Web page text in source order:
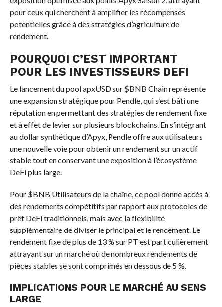
pour ceux qui cherchent à amplifier les récompenses
potentielles grâce à des stratégies d’agriculture de
rendement.
POURQUOI C’EST IMPORTANT
POUR LES INVESTISSEURS DEFI
Le lancement du pool apxUSD sur $BNB Chain représente
une expansion stratégique pour Pendle, qui s’est bâti une
réputation en permettant des stratégies de rendement fixe
et à effet de levier sur plusieurs blockchains. En s’intégrant
au dollar synthétique d’Apyx, Pendle offre aux utilisateurs
une nouvelle voie pour obtenir un rendement sur un actif
stable tout en conservant une exposition à l’écosystème
DeFi plus large.
Pour $BNB Utilisateurs de la chaîne, ce pool donne accès à
des rendements compétitifs par rapport aux protocoles de
prêt DeFi traditionnels, mais avec la flexibilité
supplémentaire de diviser le principal et le rendement. Le
rendement fixe de plus de 13 % sur PT est particulièrement
attrayant sur un marché où de nombreux rendements de
pièces stables se sont comprimés en dessous de 5 %.
IMPLICATIONS POUR LE MARCHÉ AU SENS
LARGE